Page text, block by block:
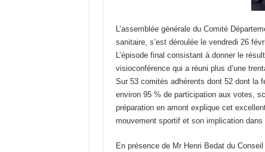
L’assemblée générale du Comité
sanitaire, s’est déroulée le vendredi 26
L’épisode final consistant à donner le
visioconférence qui a réuni plus d’une
Sur 53 comités adhérents dont 52 dont la
environ 95 % de participation aux votes,
préparation en amont explique cet
mouvement sportif et son implication
En présence de Mr Henri Bedat du